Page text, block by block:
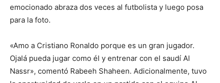
emocionado abraza dos veces al futbolista y luego posa
para la foto.
«Amo a Cristiano Ronaldo porque es un gran jugador.
Ojalá pueda jugar como él y entrenar con el saudí Al
Nassr», comentó Rabeeh Shaheen. Adicionalmente, tuvo